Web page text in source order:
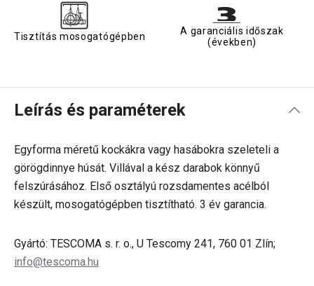
Tisztítás mosogatógépben
A garanciális időszak
(években)
Leírás és paraméterek
Egyforma méretű kockákra vagy hasábokra szeleteli a
görögdinnye húsát. Villával a kész darabok könnyű
felszúrásához. Első osztályú rozsdamentes acélból
készült, mosogatógépben tisztítható. 3 év garancia.
Gyártó: TESCOMA s. r. o., U Tescomy 241, 760 01 Zlín;
info@tescoma.hu